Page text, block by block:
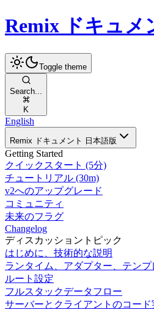
Remix ドキュメ
Toggle theme
Search...
K
English
Remix ドキュメント 日本語版
Getting Started
クイックスタート (5分)
チュートリアル (30m)
v2へのアップグレード
コミュニティ
未来のフラグ
Changelog
ディスカッショントピック
はじめに、技術的な説明
ランタイム、アダプター、テンプ
ルート設定
フルスタックデータフロー
サーバーとクライアントのコード